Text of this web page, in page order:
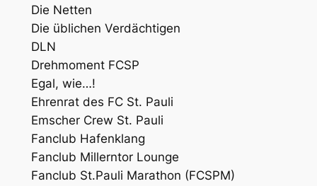
Die Netten
Die üblichen Verdächtigen
DLN
Drehmoment FCSP
Egal, wie…!
Ehrenrat des FC St. Pauli
Emscher Crew St. Pauli
Fanclub Hafenklang
Fanclub Millerntor Lounge
Fanclub St.Pauli Marathon (FCSPM)